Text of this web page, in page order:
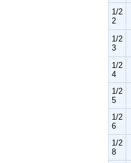
1/2
2
1/2
3
1/2
4
1/2
5
1/2
6
1/2
8